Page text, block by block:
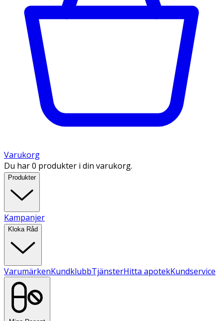
Varukorg
Du har 0 produkter i din varukorg.
Produkter
Kampanjer
Kloka Råd
VarumärkenKundklubbTjänsterHitta apotekKundservice